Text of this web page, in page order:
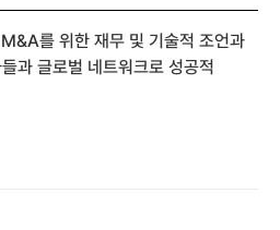
를 위한 재무 및 기술적 조언과
과 글로벌 네트워크로 성공적